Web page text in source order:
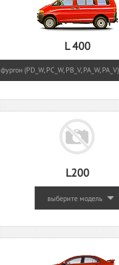
L 400
фургон (PD_W, PC_W, PB_V, PA_W,
L200
выберите модель